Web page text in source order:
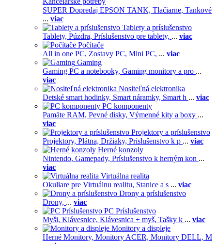
SUPER Dopredaj EPSON TANK, Tlačiarne, Tankové
... viac
Tablety a príslušenstvo
Tablety, Púzdra, Príslušenstvo pre tablety, ... viac
Počítače
All in one PC, Zostavy PC, Mini PC, ... viac
Gaming
Gaming PC a notebooky, Gaming monitory a pro ...
viac
Nositeľná elektronika
Detské smart hodinky, Smart náramky, Smart h ... viac
PC komponenty
Pamäte RAM, Pevné disky, Výmenné kity a boxy ...
viac
Projektory a príslušenstvo
Projektory, Plátna, Držiaky, Príslušenstvo k p ... viac
Herné konzoly
Nintendo, Gamepady, Príslušenstvo k herným kon ...
viac
Virtuálna realita
Okuliare pre Virtuálnu realitu, Stanice a s ... viac
Drony a príslušenstvo
Drony, ... viac
PC Príslušenstvo
Myši, Klávesnice, Klávesnica + myš, Tašky k ... viac
Monitory a displeje
Herné Monitory, Monitory ACER, Monitory DELL, M